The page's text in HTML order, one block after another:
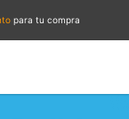
para tu compra